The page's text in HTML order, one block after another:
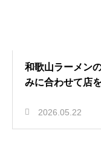
和歌山ラーメン
みに合わせて店
2026.05.22